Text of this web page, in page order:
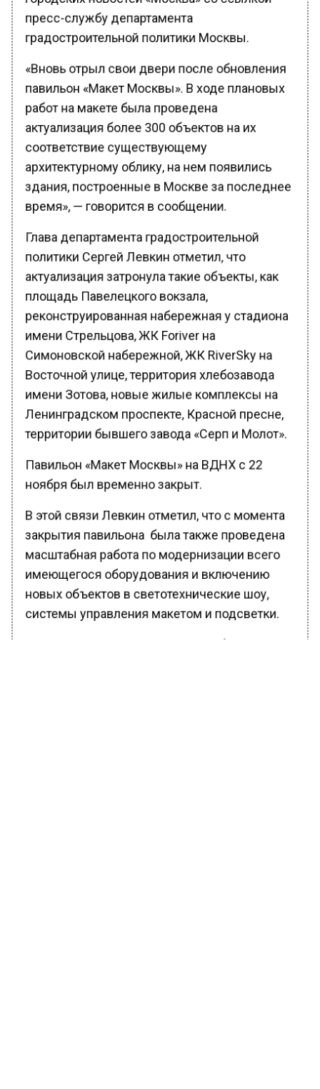
пресс-службу департамента
градостроительной политики Москвы.
«Вновь отрыл свои двери после обновления
павильон «Макет Москвы». В ходе плановых
работ на макете была проведена
актуализация более 300 объектов на их
соответствие существующему
архитектурному облику, на нем появились
здания, построенные в Москве за последнее
время», — говорится в сообщении.
Глава департамента градостроительной
политики Сергей Левкин отметил, что
актуализация затронула такие объекты, как
площадь Павелецкого вокзала,
реконструированная набережная у стадиона
имени Стрельцова, ЖК Foriver на
Симоновской набережной, ЖК RiverSky на
Восточной улице, территория хлебозавода
имени Зотова, новые жилые комплексы на
Ленинградском проспекте, Красной пресне,
территории бывшего завода «Серп и Молот».
Павильон «Макет Москвы» на ВДНХ с 22
ноября был временно закрыт.
В этой связи Левкин отметил, что с момента
закрытия павильона была также проведена
масштабная работа по модернизации всего
имеющегося оборудования и включению
новых объектов в светотехнические шоу,
системы управления макетом и подсветки.